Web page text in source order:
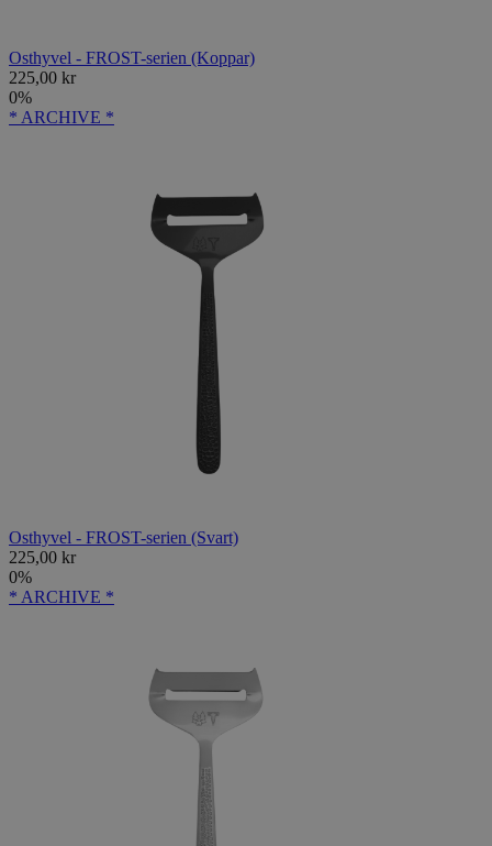
Osthyvel - FROST-serien (Koppar)
225,00 kr
0%
* ARCHIVE *
Osthyvel - FROST-serien (Svart)
225,00 kr
0%
* ARCHIVE *